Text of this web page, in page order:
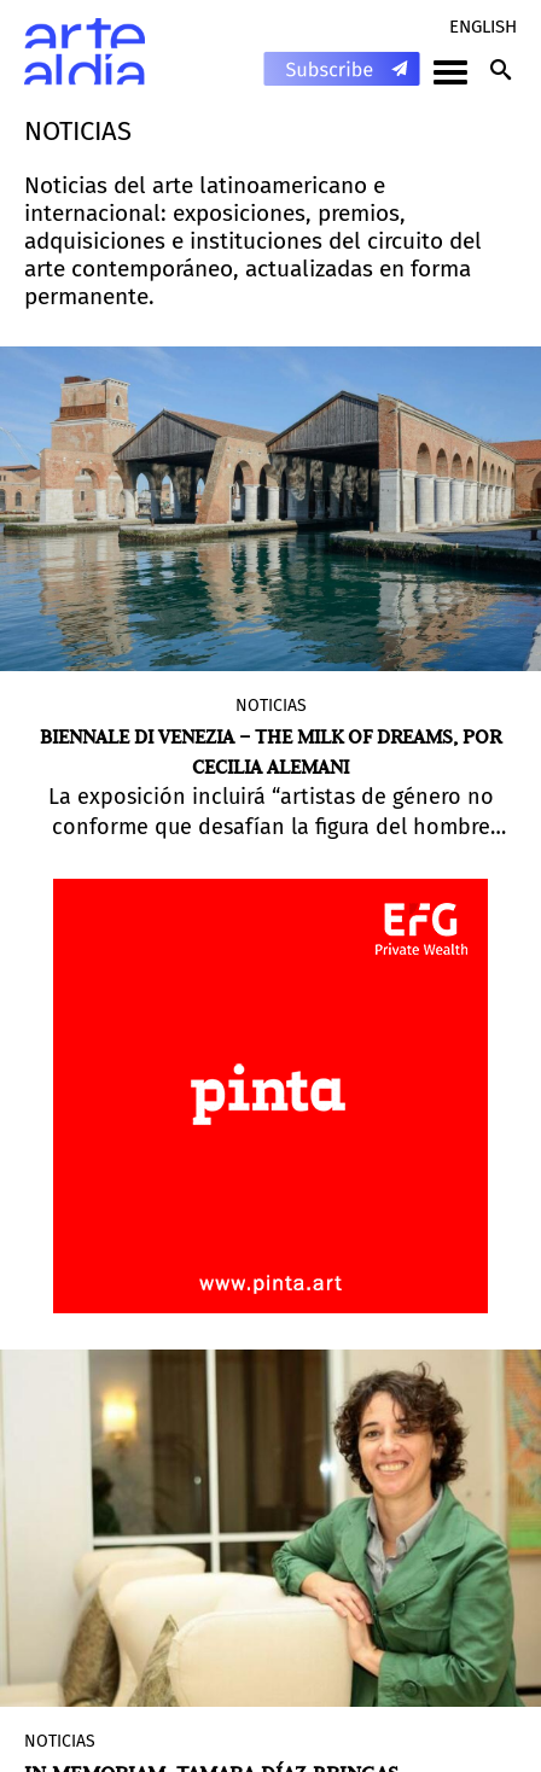
ENGLISH
NOTICIAS
Noticias del arte latinoamericano e
internacional: exposiciones, premios,
adquisiciones e instituciones del circuito del
arte contemporáneo, actualizadas en forma
permanente.
NOTICIAS
BIENNALE DI VENEZIA – THE MILK OF DREAMS, POR
CECILIA ALEMANI
La exposición incluirá “artistas de género no
conforme que desafían la figura del hombre
de la Bienal de Venecia 2022,Cecilia Alemani
describió sus planes curatoriales para la59.ª
, que se inaugura
artistas de 58 países con más de 180 artistas
participando por primera vez.
NOTICIAS